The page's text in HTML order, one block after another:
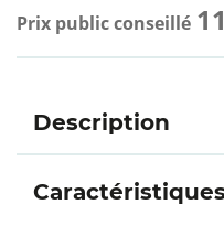
Prix public conseillé
Description
Caractéristiques